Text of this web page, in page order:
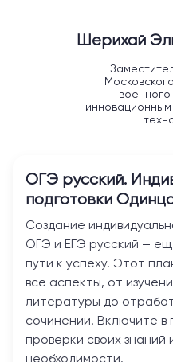
Шерихай
ОГЭ русский.
подготовки
Создание
ОГЭ и ЕГЭ русский —
пути к успеху. Этот
все аспекты, от
литературы до
сочинений. Включите в
проверки своих
необходимости.